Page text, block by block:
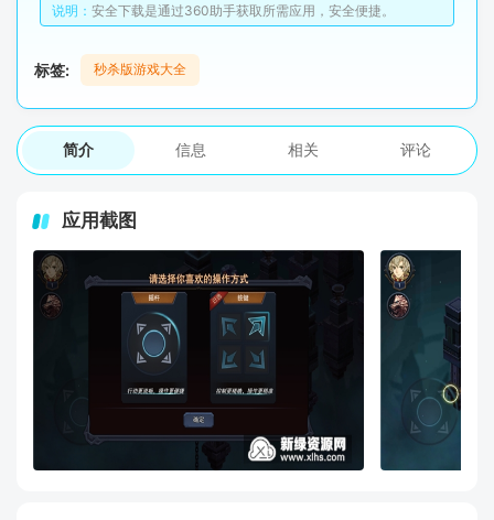
说明： 安全下载是通过360助手获取所需应用，安全便捷。
标签: 秒杀版游戏大全
简介 信息 相关 评论
应用截图